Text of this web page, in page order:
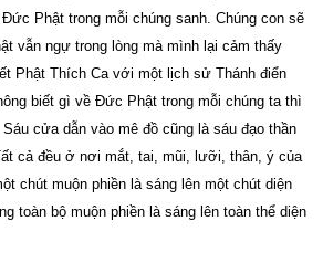
Phật trong mỗi chúng sanh. Chúng con sẽ
vẫn ngự trong lòng mà mình lại cảm thấy
Phật Thích Ca với một lịch sử Thánh điển
biết gì về Đức Phật trong mỗi chúng ta thì
cửa dẫn vào mê đồ cũng là sáu đạo thần
cả đều ở nơi mắt, tai, mũi, lưỡi, thân, ý của
chút muộn phiền là sáng lên một chút diện
toàn bộ muộn phiền là sáng lên toàn thể diện